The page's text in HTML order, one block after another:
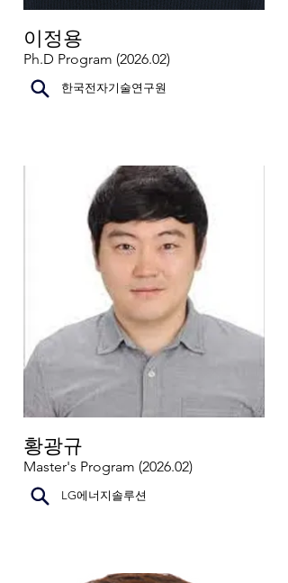
이정용
Ph.D Program (2026.02)
한국전자기술연구원
황광규
Master's Program (2026.02)
LG에너지솔루션